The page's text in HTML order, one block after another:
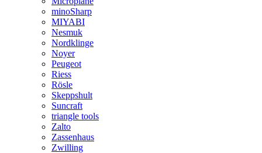
minoSharp
MIYABI
Nesmuk
Nordklinge
Noyer
Peugeot
Riess
Rösle
Skeppshult
Suncraft
triangle tools
Zalto
Zassenhaus
Zwilling